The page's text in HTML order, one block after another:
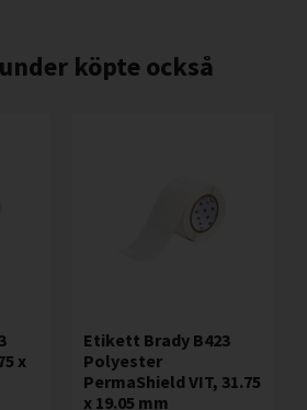
köpte också
x
Etikett Brady B423
Polyester
PermaShield VIT, 31.75
x 19.05 mm